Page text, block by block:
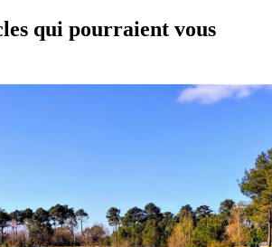
qui pourraient vous